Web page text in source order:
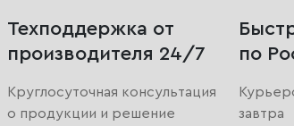
Техподдержка от
производителя 24/7
Круглосуточная консультация
о продукции и решение
по
завтра